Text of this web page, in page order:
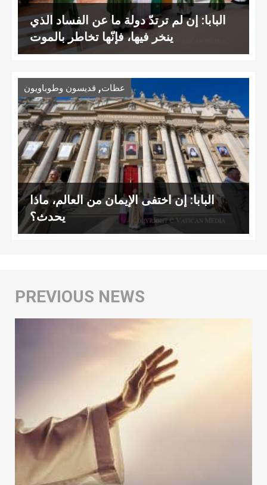
البابا: إن لم ترتدّ دولة ما عن الفساد الذي
ينخر فيها، فإنّها تخاطر بالموت
عظات, قديسون وطوباويون
البابا: إن اختفى الإيمان من العالم، ماذا
يحدث؟